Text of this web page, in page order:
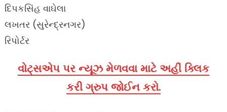
દિપકસિંહ વાઘેલા
લખતર (સુરેન્દ્રનગર)
રિપોર્ટર
વોટ્સએપ પર ન્યૂઝ મેળવવા માટે અહીં ક્લિક
કરી ગ્રુપ જોઈન કરો.